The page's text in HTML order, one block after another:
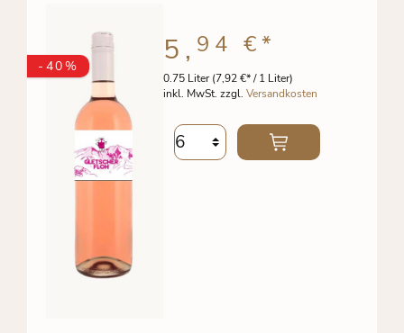
-40%
0.75 Liter(7,92 €* / 1 Liter)
inkl. MwSt. zzgl. Versandkosten
5, 94 €*